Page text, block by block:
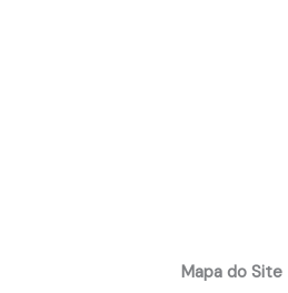
Mapa do Site